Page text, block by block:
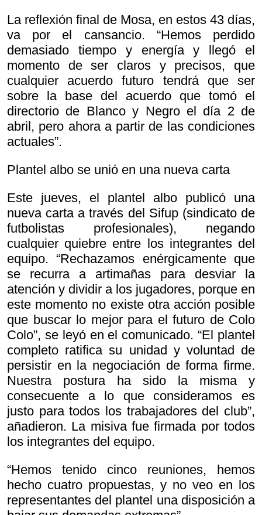
La reflexión final de Mosa, en estos 43 días,
va por el cansancio. “Hemos perdido
demasiado tiempo y energía y llegó el
momento de ser claros y precisos, que
cualquier acuerdo futuro tendrá que ser
sobre la base del acuerdo que tomó el
directorio de Blanco y Negro el día 2 de
abril, pero ahora a partir de las condiciones
actuales”.
Plantel albo se unió en una nueva carta
Este jueves, el plantel albo publicó una
nueva carta a través del Sifup (sindicato de
futbolistas profesionales), negando
cualquier quiebre entre los integrantes del
equipo. “Rechazamos enérgicamente que
se recurra a artimañas para desviar la
atención y dividir a los jugadores, porque en
este momento no existe otra acción posible
que buscar lo mejor para el futuro de Colo
Colo”, se leyó en el comunicado. “El plantel
completo ratifica su unidad y voluntad de
persistir en la negociación de forma firme.
Nuestra postura ha sido la misma y
consecuente a lo que consideramos es
justo para todos los trabajadores del club”,
añadieron. La misiva fue firmada por todos
los integrantes del equipo.
“Hemos tenido cinco reuniones, hemos
hecho cuatro propuestas, y no veo en los
representantes del plantel una disposición a